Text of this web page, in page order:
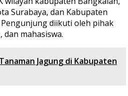
Surabaya, dan Kabupaten
diikuti oleh pihak
dan mahasiswa.
Jagung di Kabupaten